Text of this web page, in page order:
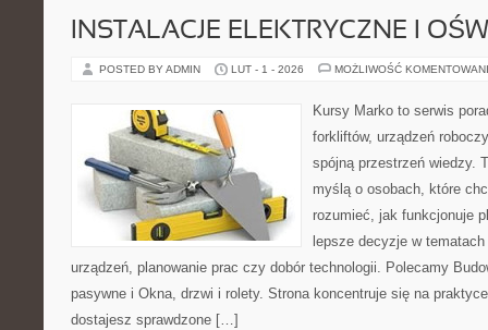
INSTALACJE ELEKTRYCZNE I
POSTED BY ADMIN LUT - 1 - 2026 MOŻLIWOŚĆ
Kursy Marko to serwis
forkliftów, urządzeń
spójną przestrzeń wiedzy.
myślą o osobach, które
rozumieć, jak funkcjonuje
lepsze decyzje w
urządzeń, planowanie prac czy dobór technologii. Polecamy
pasywne i Okna, drzwi i rolety. Strona koncentruje się na
dostajesz sprawdzone […]